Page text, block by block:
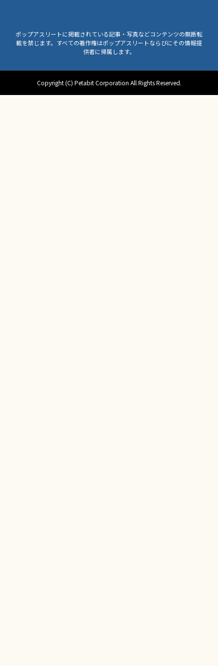
ポップアスリートに掲載されている記事・写真などコンテンツの無断転
載を禁じます。すべての著作権はポップアスリートならびにその情報提
供者に帰属します。
Copyright (C) Petabit Corporation All Rights Reserved.